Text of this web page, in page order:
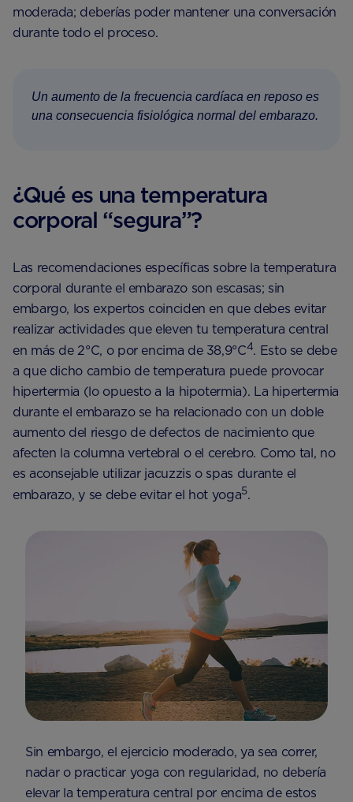
moderada; deberías poder mantener una conversación
durante todo el proceso.
Un aumento de la frecuencia cardíaca en reposo es
una consecuencia fisiológica normal del embarazo.
¿Qué es una temperatura
corporal “segura”?
Las recomendaciones específicas sobre la temperatura
corporal durante el embarazo son escasas; sin
embargo, los expertos coinciden en que debes evitar
realizar actividades que eleven tu temperatura central
en más de 2°C, o por encima de 38,9°C4. Esto se debe
a que dicho cambio de temperatura puede provocar
hipertermia (lo opuesto a la hipotermia). La hipertermia
durante el embarazo se ha relacionado con un doble
aumento del riesgo de defectos de nacimiento que
afecten la columna vertebral o el cerebro. Como tal, no
es aconsejable utilizar jacuzzis o spas durante el
embarazo, y se debe evitar el hot yoga5.
Sin embargo, el ejercicio moderado, ya sea correr,
nadar o practicar yoga con regularidad, no debería
elevar la temperatura central por encima de estos